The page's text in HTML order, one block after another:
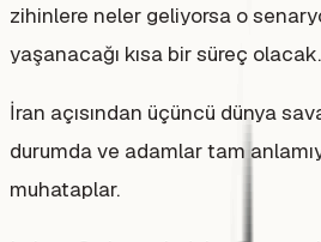
zihinlere neler geliyorsa o
yaşanacağı kısa bir süreç olacak.
İran açısından üçüncü dünya
durumda ve adamlar tam
muhataplar.